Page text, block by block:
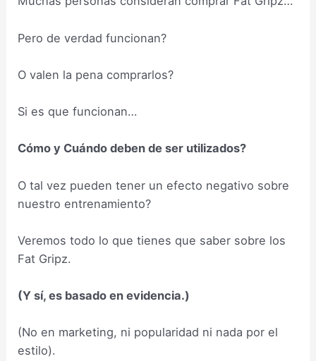
Pero de verdad funcionan?
O valen la pena comprarlos?
Si es que funcionan…
Cómo y Cuándo deben de ser utilizados?
O tal vez pueden tener un efecto negativo sobre
nuestro entrenamiento?
Veremos todo lo que tienes que saber sobre los
Fat Gripz.
(Y sí, es basado en evidencia.)
(No en marketing, ni popularidad ni nada por el
estilo).